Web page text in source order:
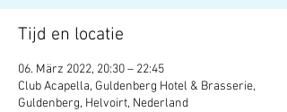
Tijd en locatie
06. März 2022, 20:30 – 22:45
Club Acapella, Guldenberg Hotel & Brasserie,
Guldenberg, Helvoirt, Nederland